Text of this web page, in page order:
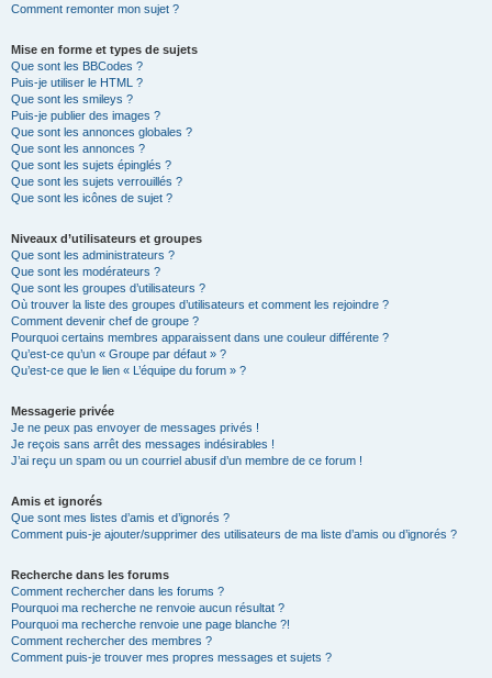
Comment remonter mon sujet ?
Mise en forme et types de sujets
Que sont les BBCodes ?
Puis-je utiliser le HTML ?
Que sont les smileys ?
Puis-je publier des images ?
Que sont les annonces globales ?
Que sont les annonces ?
Que sont les sujets épinglés ?
Que sont les sujets verrouillés ?
Que sont les icônes de sujet ?
Niveaux d’utilisateurs et groupes
Que sont les administrateurs ?
Que sont les modérateurs ?
Que sont les groupes d’utilisateurs ?
Où trouver la liste des groupes d’utilisateurs et comment les rejoindre ?
Comment devenir chef de groupe ?
Pourquoi certains membres apparaissent dans une couleur différente ?
Qu’est-ce qu’un « Groupe par défaut » ?
Qu’est-ce que le lien « L’équipe du forum » ?
Messagerie privée
Je ne peux pas envoyer de messages privés !
Je reçois sans arrêt des messages indésirables !
J’ai reçu un spam ou un courriel abusif d’un membre de ce forum !
Amis et ignorés
Que sont mes listes d’amis et d’ignorés ?
Comment puis-je ajouter/supprimer des utilisateurs de ma liste d’amis ou d’ignorés ?
Recherche dans les forums
Comment rechercher dans les forums ?
Pourquoi ma recherche ne renvoie aucun résultat ?
Pourquoi ma recherche renvoie une page blanche ?!
Comment rechercher des membres ?
Comment puis-je trouver mes propres messages et sujets ?